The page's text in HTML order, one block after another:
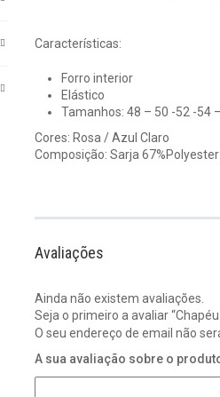
Características:
Forro interior
Elástico
Tamanhos: 48 – 50 -52 -54
Cores: Rosa / Azul Claro
Composição: Sarja
Avaliações
Ainda não existem avaliações.
Seja o primeiro a avaliar
O seu endereço de email não
A sua avaliação sobre o